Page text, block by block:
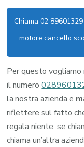
Chiama 02
motore cancello
Per questo vogliamo
il numero
la nostra azienda e
riflettere sul fatto
regala niente: se
chiama un’altra